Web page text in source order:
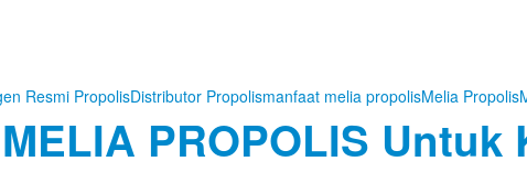
Resmi PropolisDistributor Propolismanfaat melia propolisMelia Propolis
PROPOLIS Untuk